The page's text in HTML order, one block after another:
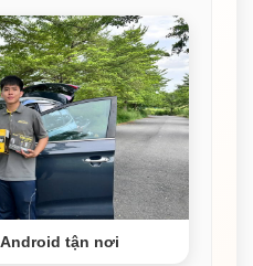
tận nơi